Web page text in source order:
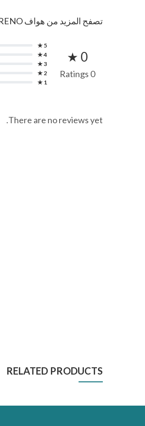
تصفح المزيد من هواف OPPO RENO من هنا.
0 ★
0 Ratings
5 ★
4 ★
3 ★
2 ★
1 ★
There are no reviews yet.
RELATED PRODUCTS